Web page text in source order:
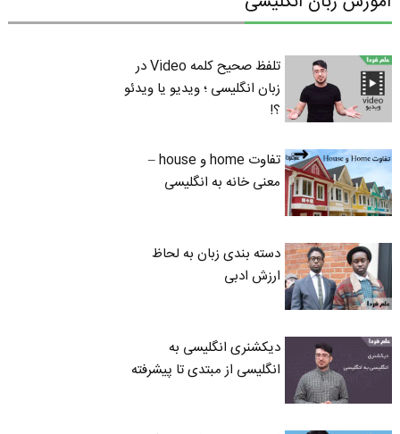
تلفظ صحیح کلمه Video در
زبان انگلیسی ؛ ویدیو یا ویدئو
؟!
تفاوت home و house –
معنی خانه به انگلیسی
دسته بندی زبان به لحاظ
ارزش ادبی
دیکشنری انگلیسی به
انگلیسی از مبتدی تا پیشرفته